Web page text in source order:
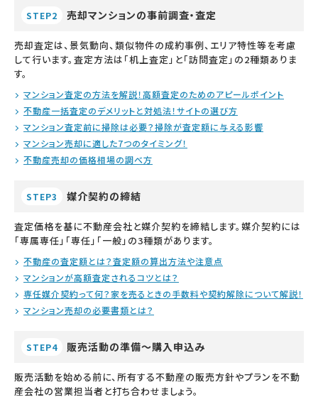
STEP2 売却マンションの事前調査・査定
売却査定は、景気動向、類似物件の成約事例、エリア特性等を考慮
して行います。査定方法は「机上査定」と「訪問査定」の2種類ありま
す。
マンション査定の方法を解説！高額査定のためのアピールポイント
不動産一括査定のデメリットと対処法！サイトの選び方
マンション査定前に掃除は必要？掃除が査定額に与える影響
マンション売却に適した7つのタイミング！
不動産売却の価格相場の調べ方
STEP3 媒介契約の締結
査定価格を基に不動産会社と媒介契約を締結します。媒介契約には
「専属専任」「専任」「一般」の3種類があります。
不動産の査定額とは？査定額の算出方法や注意点
マンションが高額査定されるコツとは？
専任媒介契約って何？家を売るときの手数料や契約解除について解説！
マンション売却の必要書類とは？
STEP4 販売活動の準備～購入申込み
販売活動を始める前に、所有する不動産の販売方針やプランを不動
産会社の営業担当者と打ち合わせましょう。